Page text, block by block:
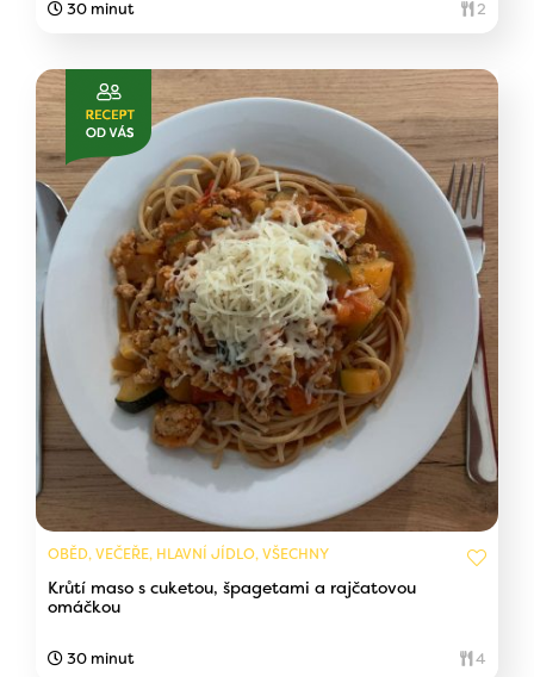
30 minut 2
OBĚD, VEČEŘE, HLAVNÍ JÍDLO, VŠECHNY
Krůtí maso s cuketou, špagetami a rajčatovou
omáčkou
30 minut 4